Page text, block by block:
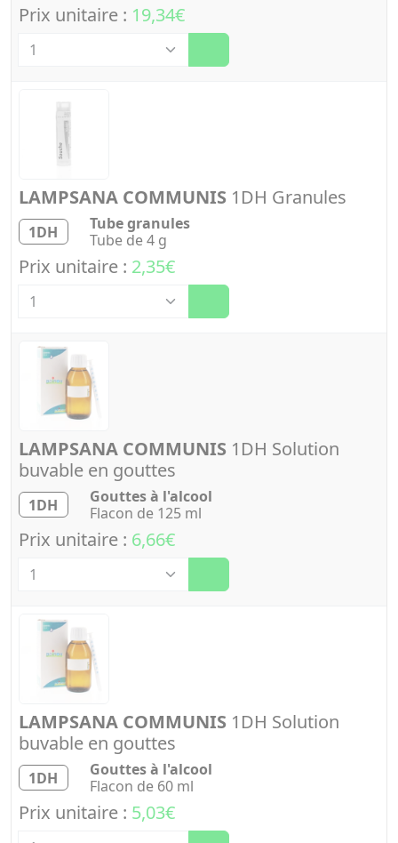
Prix unitaire : 19,34€
LAMPSANA COMMUNIS 1DH Granules
1DH
Tube granules
Tube de 4 g
Prix unitaire : 2,35€
LAMPSANA COMMUNIS 1DH Solution
buvable en gouttes
1DH
Gouttes à l'alcool
Flacon de 125 ml
Prix unitaire : 6,66€
LAMPSANA COMMUNIS 1DH Solution
buvable en gouttes
1DH
Gouttes à l'alcool
Flacon de 60 ml
Prix unitaire : 5,03€